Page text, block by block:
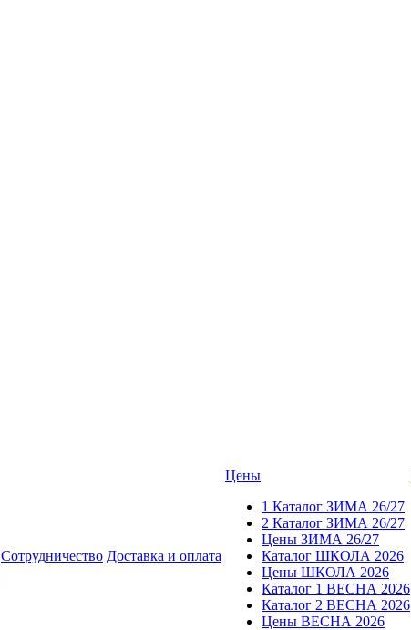
Сотрудничество Доставка и оплата
Цены
1 Каталог ЗИМА 26/27
2 Каталог ЗИМА 26/27
Цены ЗИМА 26/27
Каталог ШКОЛА 2026
Цены ШКОЛА 2026
Каталог 1 ВЕСНА 2026
Каталог 2 ВЕСНА 2026
Цены ВЕСНА 2026